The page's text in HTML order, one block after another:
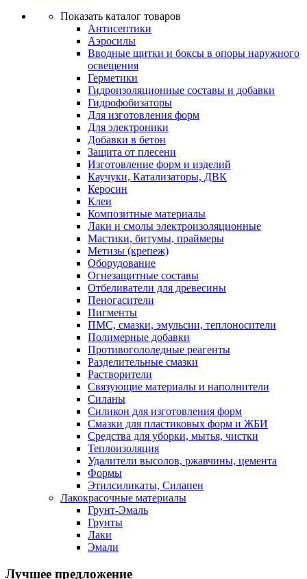
Показать каталог товаров
Антисептики
Аэросилы
Вводные щитки и боксы в опоры наружного
освещения
Герметики
Гидроизоляционные составы и добавки
Гидрофобизаторы
Для изготовления форм
Для электроники
Добавки в бетон
Защита от плесени
Изготовление форм и изделий
Каучуки, Катализаторы, ДВК
Керосин
Клеи
Композитные материалы
Лаки и смолы электроизоляционные
Мастики, битумы, праймеры
Метизы (крепеж)
Оборудование
Огнезащитные составы
Отбеливатели для древесины
Пеногасители
Пигменты
ПМС, смазки, эмульсии, теплоносители
Полимерные добавки
Противогололедные реагенты
Разделительные смазки
Растворители
Связующие материалы и наполнители
Силаны
Силикон для изготовления форм
Смазки для пластиковых форм и ЖБИ
Средства для уборки, мытья, чистки
Теплоизоляция
Удалители высолов, ржавчины, цемента
Формы
Этилсиликаты, Силапен
Лакокрасочные материалы
Грунт-Эмаль
Грунты
Лаки
Эмали
Лучшее предложение